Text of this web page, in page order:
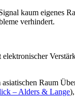
kaum eigenes
verhindert.
Raum
– Alders & Lange